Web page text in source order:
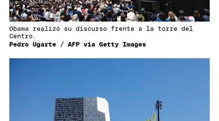
Pedro Ugarte / AFP via Getty Images
Obama realizó su discurso frente a la torre del
Centro.